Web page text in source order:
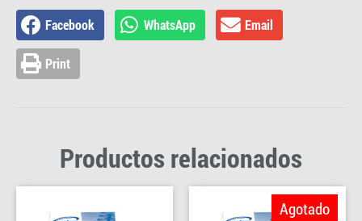
Facebook WhatsApp Email
Print
Productos relacionados
Agotado